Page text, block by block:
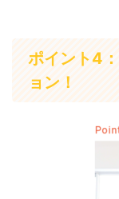
ポイント4
ョン！